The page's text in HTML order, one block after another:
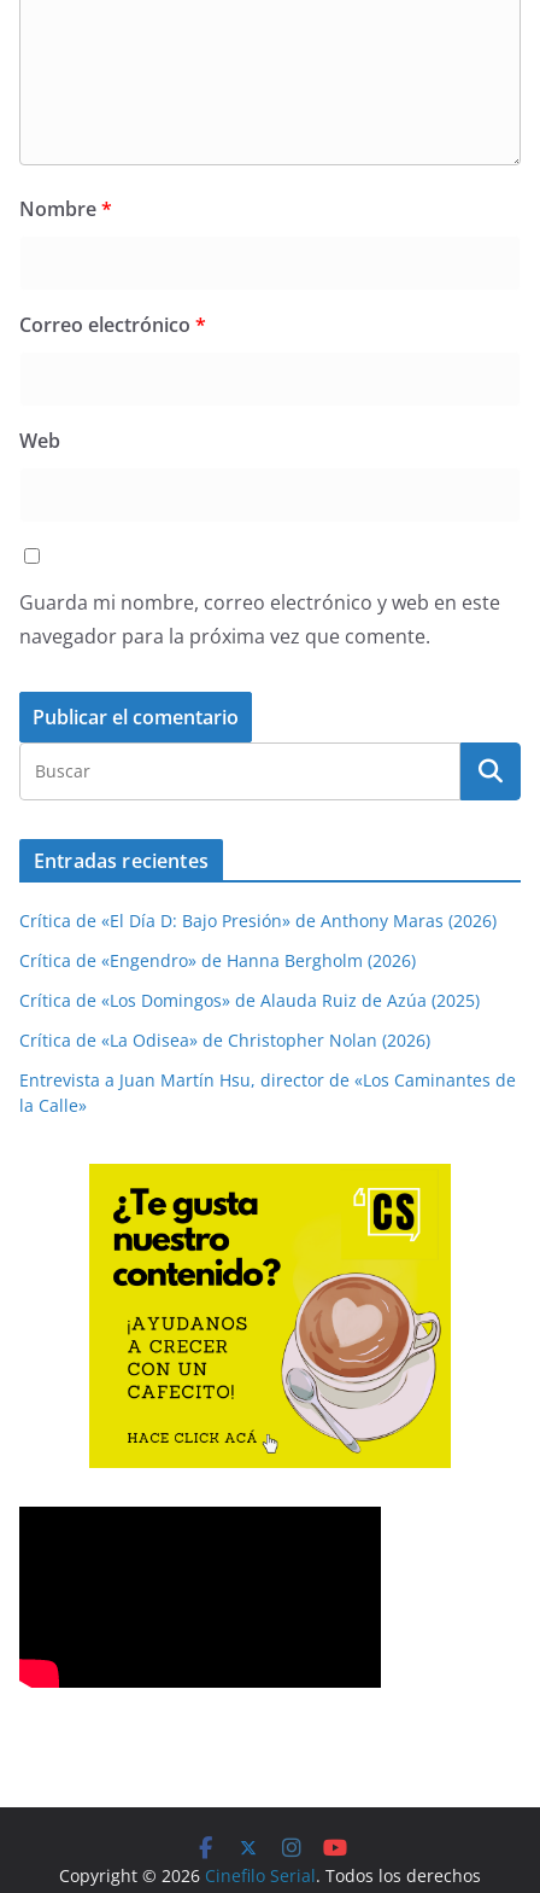
Nombre*
Correo electrónico *
Web
Guarda mi nombre, correo electrónico y web en este
navegador para la próxima vez que comente.
Entradas recientes
Crítica de «El Día D: Bajo Presión» de Anthony Maras (2026)
Crítica de «Engendro» de Hanna Bergholm (2026)
Crítica de «Los Domingos» de Alauda Ruiz de Azúa (2025)
Crítica de «La Odisea» de Christopher Nolan (2026)
Entrevista a Juan Martín Hsu, director de «Los Caminantes de
la Calle»
Copyright © 2026 Cinefilo Serial. Todos los derechos